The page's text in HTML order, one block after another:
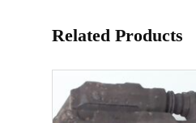
Related Products